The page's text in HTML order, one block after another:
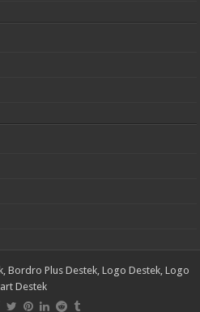
Bordro Plus Destek, Logo Destek, Logo
Destek